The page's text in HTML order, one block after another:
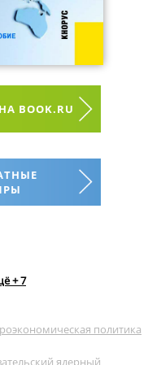
BOOK.RU
+ 7
политика
ядерный